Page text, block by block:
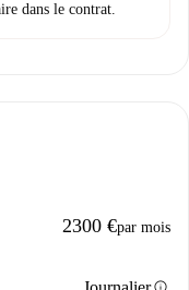
dans le contrat.
2300 €par mois
info